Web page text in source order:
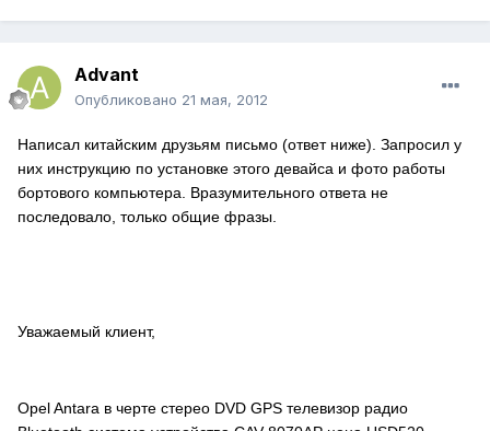
Advant
Опубликовано 21 мая, 2012
Написал китайским друзьям письмо (ответ ниже). Запросил у
них инструкцию по установке этого девайса и фото работы
бортового компьютера. Вразумительного ответа не
последовало, только общие фразы.
Уважаемый клиент,
Opel Antara в черте стерео DVD GPS телевизор радио